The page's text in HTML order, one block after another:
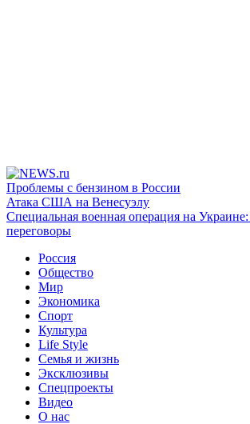
Проблемы с бензином в России
Атака США на Венесуэлу
Специальная военная операция на
переговоры
Россия
Общество
Мир
Экономика
Спорт
Культура
Life Style
Семья и жизнь
Эксклюзивы
Спецпроекты
Видео
О нас